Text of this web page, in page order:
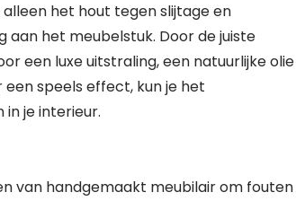
het hout tegen slijtage en
het meubelstuk. Door de juiste
een luxe uitstraling, een natuurlijke olie
speels effect, kun je het
je interieur.
van handgemaakt meubilair om fouten